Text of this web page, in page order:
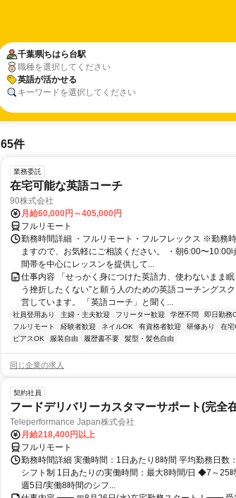
千葉県ちはら台駅
職種を選択してください
英語が活かせる
キーワードを選択してください
65件
業務委託
在宅可能な英語コーチ
90株式会社
月給60,000円～405,000円
フルリモート
勤務時間詳細 ・フルリモート・フルフレックス ※勤務
ますので、お気軽にご相談ください。 ・朝6:00〜10:00
間帯を中心にレッスンを提供して...
仕事内容 「せっかく身につけた英語力、使わないまま
う挫折したくない”と願う人のための英語コーチングス
営しています。 「英語コーチ」と聞く...
社員登用あり 主婦・主夫歓迎 フリーター歓迎 学歴不問 即日勤務
フルリモート
経験者歓迎 ネイルOK 有資格者歓迎 研修あり 在宅
ピアスOK
服装自由 履歴書不要 髪型・髪色自由
同じ企業の求人
契約社員
フードデリバリーカスタマーサポート(完全
Teleperformance Japan株式会社
月給218,400円以上
フルリモート
勤務時間詳細 実働時間：1日あたり8時間 平均勤務日数
シフト制 1日あたりの実働時間：最大8時間/日 ◆7～25
週5日/実働8時間のシフ...